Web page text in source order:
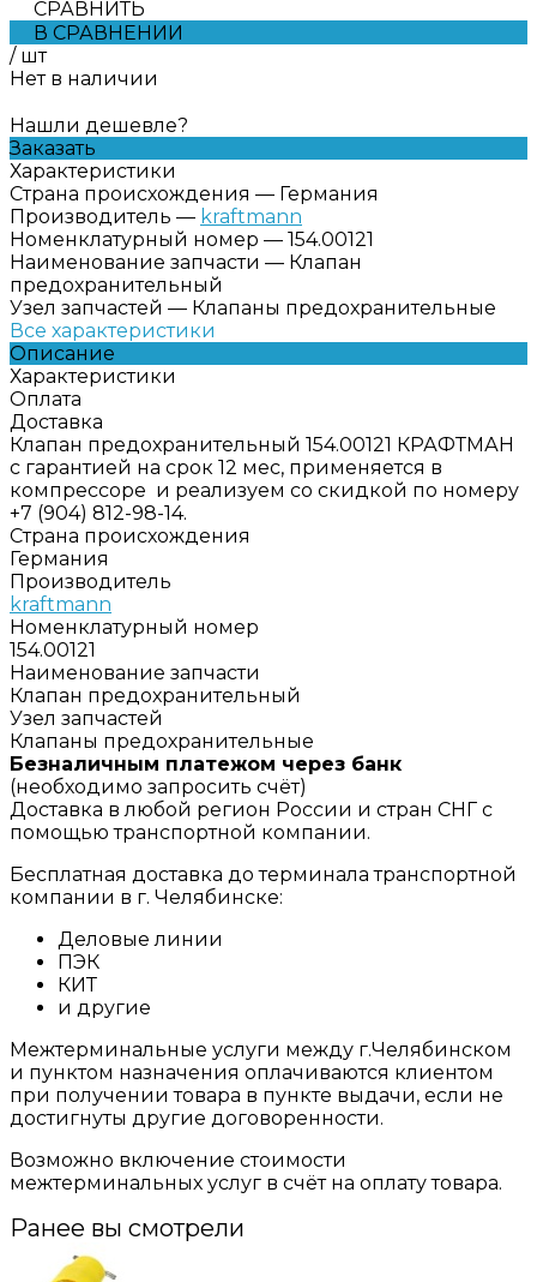
СРАВНИТЬ
В СРАВНЕНИИ
/ шт
Нет в наличии
Нашли дешевле?
Заказать
Характеристики
Страна происхождения — Германия
Производитель — kraftmann
Номенклатурный номер — 154.00121
Наименование запчасти — Клапан
предохранительный
Узел запчастей — Клапаны предохранительные
Все характеристики
Описание
Характеристики
Оплата
Доставка
Клапан предохранительный 154.00121 КРАФТМАН
с гарантией на срок 12 мес, применяется в
компрессоре и реализуем со скидкой по номеру
+7 (904) 812-98-14.
Страна происхождения
Германия
Производитель
kraftmann
Номенклатурный номер
154.00121
Наименование запчасти
Клапан предохранительный
Узел запчастей
Клапаны предохранительные
Безналичным платежом через банк
(необходимо запросить счёт)
Доставка в любой регион России и стран СНГ с
помощью транспортной компании.
Бесплатная доставка до терминала транспортной
компании в г. Челябинске:
Деловые линии
ПЭК
КИТ
и другие
Межтерминальные услуги между г.Челябинском
и пунктом назначения оплачиваются клиентом
при получении товара в пункте выдачи, если не
достигнуты другие договоренности.
Возможно включение стоимости
межтерминальных услуг в счёт на оплату товара.
Ранее вы смотрели